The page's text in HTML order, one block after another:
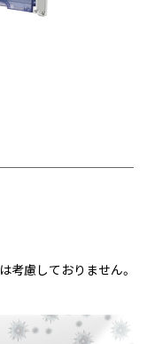
考慮しておりません。